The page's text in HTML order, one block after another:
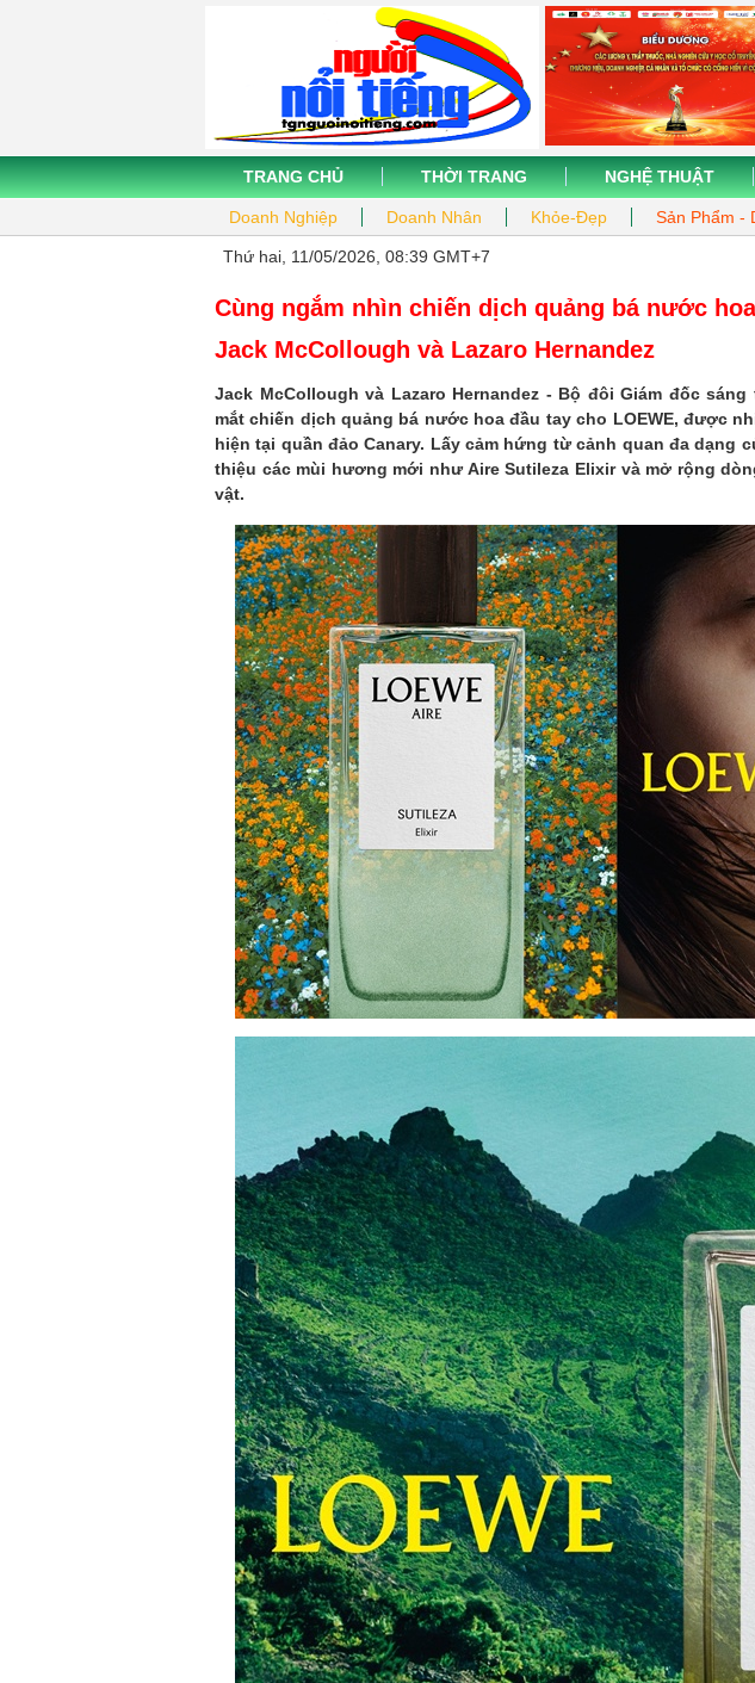
TRANG CHỦ THỜI TRANG NGHỆ THUẬT
Doanh Nghiệp Doanh Nhân Khỏe-Đẹp Sản Phẩm -
Thứ hai, 11/05/2026, 08:39 GMT+7
Cùng ngắm nhìn chiến dịch quảng bá nước
Jack McCollough và Lazaro Hernandez
Jack McCollough và Lazaro Hernandez - Bộ đôi Giám đốc
mắt chiến dịch quảng bá nước hoa đầu tay cho LOEWE, được
hiện tại quần đảo Canary. Lấy cảm hứng từ cảnh quan đa dạng
thiệu các mùi hương mới như Aire Sutileza Elixir và mở rộng
vật.